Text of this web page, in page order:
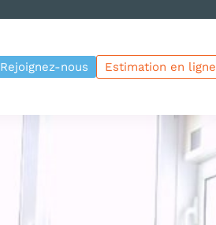
Rejoignez-nous Estimation en ligne